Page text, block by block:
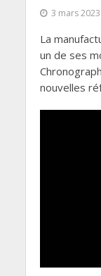
3 mars 2023
La
un de ses
nouvelles